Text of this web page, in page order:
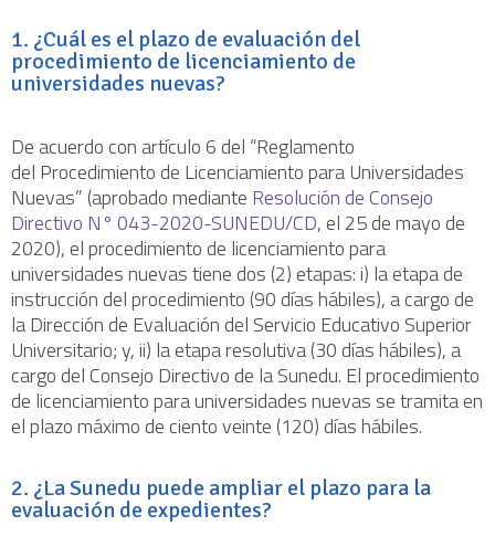
1. ¿Cuál es el plazo de evaluación del
procedimiento de licenciamiento de
universidades nuevas?
De acuerdo con artículo 6 del “Reglamento
del Procedimiento de Licenciamiento para Universidades
Nuevas” (aprobado mediante Resolución de Consejo
Directivo N° 043-2020-SUNEDU/CD, el 25 de mayo de
2020), el procedimiento de licenciamiento para
universidades nuevas tiene dos (2) etapas: i) la etapa de
instrucción del procedimiento (90 días hábiles), a cargo de
la Dirección de Evaluación del Servicio Educativo Superior
Universitario; y, ii) la etapa resolutiva (30 días hábiles), a
cargo del Consejo Directivo de la Sunedu. El procedimiento
de licenciamiento para universidades nuevas se tramita en
el plazo máximo de ciento veinte (120) días hábiles.
2. ¿La Sunedu puede ampliar el plazo para la
evaluación de expedientes?